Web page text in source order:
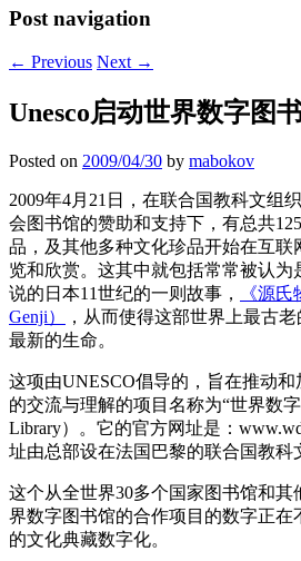
Post navigation
← Previous Next →
Unesco启动世界数字图
Posted on 2009/04/30 by mabokov
2009年4月21日，在联合国教科文组
会图书馆的赞助和支持下，有总共
品，及其他多种文化珍品开始在互联
览和欣赏。这其中就包括常常被认
说的日本11世纪的一则故事，
《源
Genji）
，从而使得这部世界上最古
最新的生命。
这项由UNESCO倡导的，旨在推动和
的交流与理解的项目名称为“世界数
Library）。它的官方网址是：
址由总部设在法国巴黎的联合国教科
这个从全世界30多个国家图书馆和
界数字图书馆的合作项目的数字正在
的文化典藏数字化。